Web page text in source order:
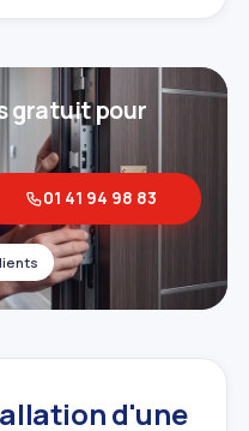
gratuit pour
01 41 94 98 83
d'une